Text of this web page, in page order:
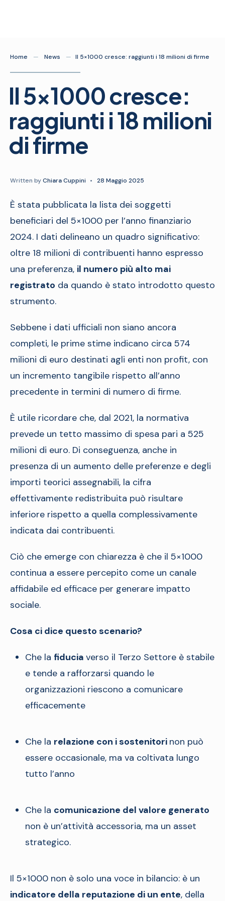
Home News Il 5×1000 cresce: raggiunti i 18 milioni di firme
Il 5×1000 cresce:
raggiunti i 18 milioni
di firme
Written byChiara Cuppini • 28 Maggio 2025
È stata pubblicata la lista dei soggetti
beneficiari del 5×1000 per l’anno finanziario
2024. I dati delineano un quadro significativo:
oltre 18 milioni di contribuenti hanno espresso
una preferenza, il numero più alto mai
registrato da quando è stato introdotto questo
strumento.
Sebbene i dati ufficiali non siano ancora
completi, le prime stime indicano circa 574
milioni di euro destinati agli enti non profit, con
un incremento tangibile rispetto all’anno
precedente in termini di numero di firme.
È utile ricordare che, dal 2021, la normativa
prevede un tetto massimo di spesa pari a 525
milioni di euro. Di conseguenza, anche in
presenza di un aumento delle preferenze e degli
importi teorici assegnabili, la cifra
effettivamente redistribuita può risultare
inferiore rispetto a quella complessivamente
indicata dai contribuenti.
Ciò che emerge con chiarezza è che il 5×1000
continua a essere percepito come un canale
affidabile ed efficace per generare impatto
sociale.
Cosa ci dice questo scenario?
Che la fiducia verso il Terzo Settore è stabile
e tende a rafforzarsi quando le
organizzazioni riescono a comunicare
efficacemente
Che la relazione con i sostenitori non può
essere occasionale, ma va coltivata lungo
tutto l’anno
Che la comunicazione del valore generato
non è un’attività accessoria, ma un asset
strategico.
Il 5×1000 non è solo una voce in bilancio: è un
indicatore della reputazione di un ente, della